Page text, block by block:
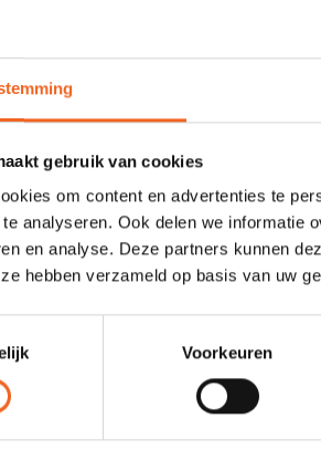
gebruik van cookies
om content en advertenties te
analyseren. Ook delen we informatie
en analyse. Deze partners kunnen
hebben verzameld op basis van uw
Voorkeuren
(Kevlar/Carbon) met kielstrip. Wij
De Cetus heeft het breedte punt
heeft de Cetus genoeg volume en
557 cm
57 cm
86 cm